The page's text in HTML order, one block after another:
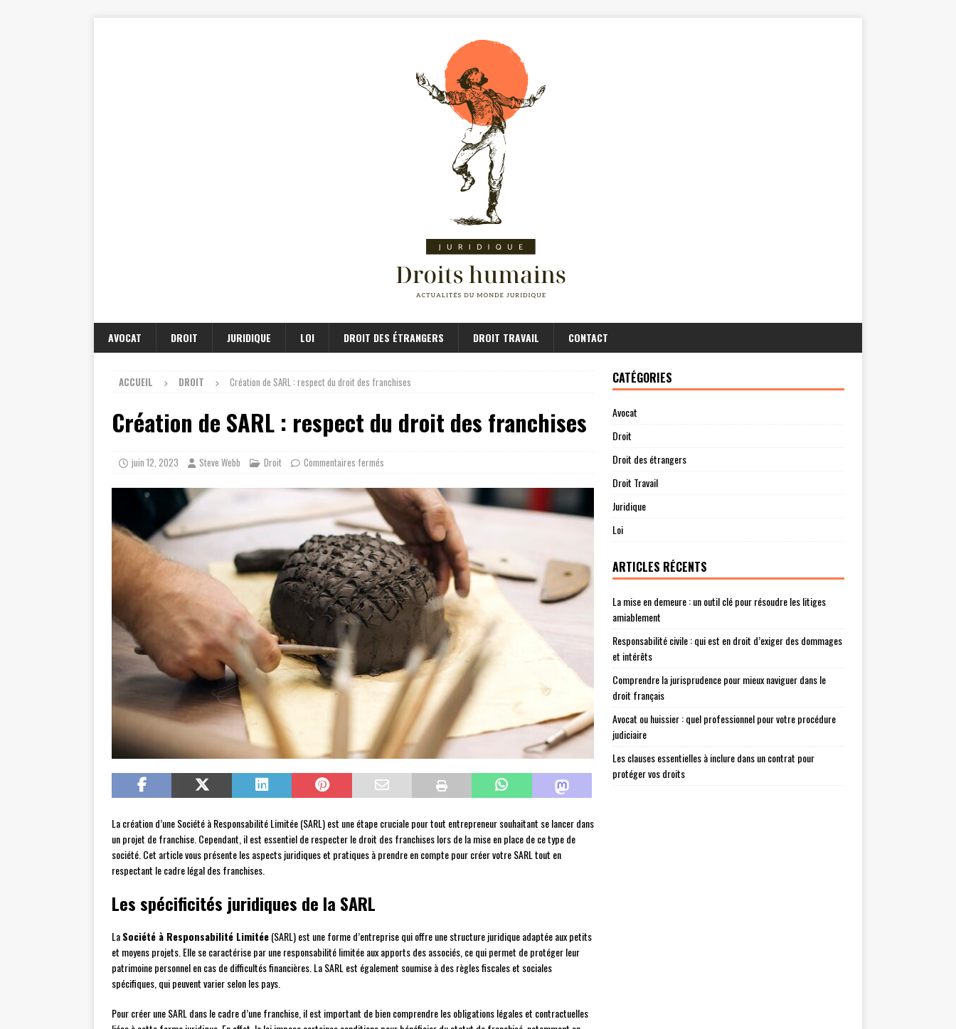
AVOCAT DROIT JURIDIQUE LOI DROIT DES ÉTRANGERS DROIT TRAVAIL CONTACT
ACCUEIL DROIT Création de SARL : respect du droit des franchises
Création de SARL : respect du droit des franchises
juin 12, 2023 Steve Webb Droit Commentaires fermés
La création d’une Société à Responsabilité Limitée (SARL) est une étape cruciale pour tout entrepreneur souhaitant se lancer dans
un projet de franchise. Cependant, il est essentiel de respecter le droit des franchises lors de la mise en place de ce type de
société. Cet article vous présente les aspects juridiques et pratiques à prendre en compte pour créer votre SARL tout en
respectant le cadre légal des franchises.
Les spécificités juridiques de la SARL
LaSociété à Responsabilité Limitée(SARL) est une forme d’entreprise qui offre une structure juridique adaptée aux petits
et moyens projets. Elle se caractérise par une responsabilité limitée aux apports des associés, ce qui permet de protéger leur
patrimoine personnel en cas de difficultés financières. La SARL est également soumise à des règles fiscales et sociales
spécifiques, qui peuvent varier selon les pays.
Pour créer une SARL dans le cadre d’une franchise, il est important de bien comprendre les obligations légales et contractuelles
CATÉGORIES
Avocat
Droit
Droit des étrangers
Droit Travail
Juridique
Loi
ARTICLES RÉCENTS
La mise en demeure : un outil clé pour résoudre les litiges
amiablement
Responsabilité civile : qui est en droit d’exiger des dommages
et intérêts
Comprendre la jurisprudence pour mieux naviguer dans le
droit français
Avocat ou huissier : quel professionnel pour votre procédure
judiciaire
Les clauses essentielles à inclure dans un contrat pour
protéger vos droits